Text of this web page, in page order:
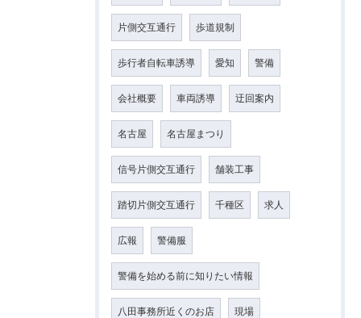
片側交互通行 歩道規制
歩行者自転車誘導 愛知 警備
会社概要 車両誘導 迂回案内
名古屋 名古屋まつり
信号片側交互通行 舗装工事
踏切片側交互通行 千種区 求人
広報 警備服
警備を始める前に知りたい情報
八田事務所近くのお店 現場